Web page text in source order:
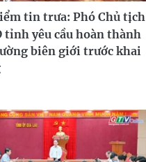
tin trưa: Phó Chủ tịch
tỉnh yêu cầu hoàn thành
biên giới trước khai